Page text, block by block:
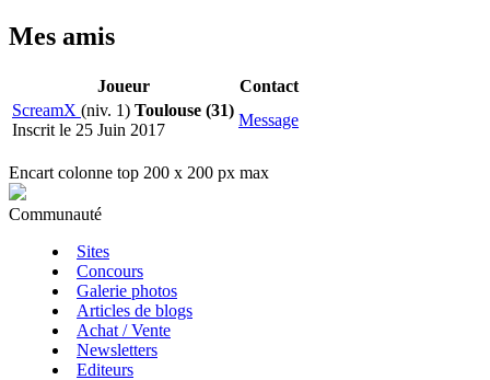
Mes amis
Joueur
Contact
ScreamX (niv. 1) Toulouse (31)
Inscrit le 25 Juin 2017
Message
Encart colonne top 200 x 200 px max
Communauté
Sites
Concours
Galerie photos
Articles de blogs
Achat / Vente
Newsletters
Editeurs